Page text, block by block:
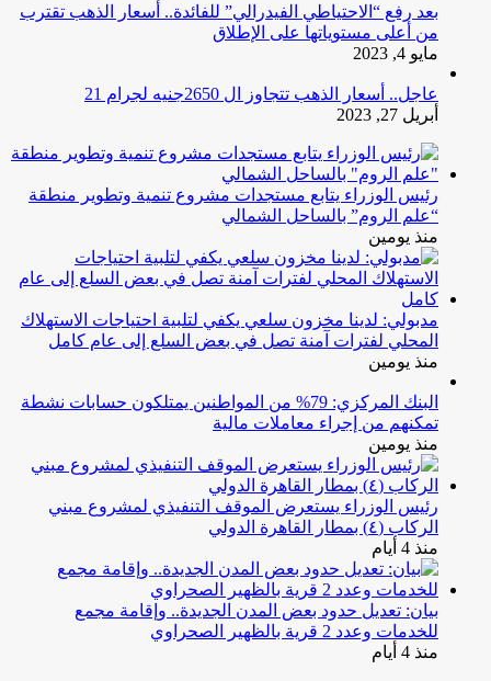
بعد رفع “الاحتياطي الفيدرالي” للفائدة.. أسعار الذهب تقترب
من أعلى مستوياتها على الإطلاق
مايو 4, 2023
عاجل.. أسعار الذهب تتجاوز ال 2650جنيه لجرام 21
أبريل 27, 2023
رئيس الوزراء يتابع مستجدات مشروع تنمية وتطوير منطقة
“علم الروم” بالساحل الشمالي
منذ يومين
مدبولي: لدينا مخزون سلعي يكفي لتلبية احتياجات الاستهلاك
المحلي لفترات آمنة تصل في بعض السلع إلى عام كامل
منذ يومين
البنك المركزي: 79% من المواطنين يمتلكون حسابات نشطة
تمكنهم من إجراء معاملات مالية
منذ يومين
رئيس الوزراء يستعرض الموقف التنفيذي لمشروع مبني
الركاب (٤) بمطار القاهرة الدولي
منذ 4 أيام
بيان: تعديل حدود بعض المدن الجديدة.. وإقامة مجمع
للخدمات وعدد 2 قرية بالظهير الصحراوي
منذ 4 أيام